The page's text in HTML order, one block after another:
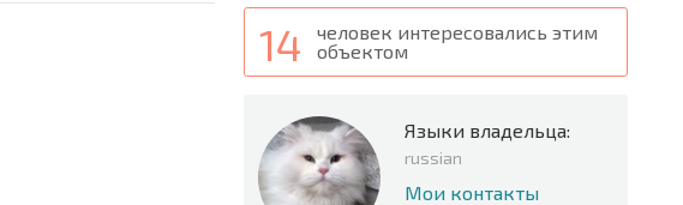
14
человек интересовались этим
объектом
Языки владельца:
russian
Мои контакты